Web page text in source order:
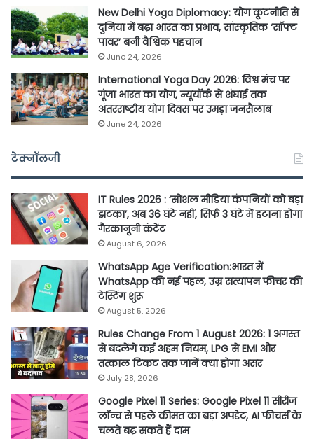
New Delhi Yoga Diplomacy: योग कूटनीति से
दुनिया में बढ़ा भारत का प्रभाव, सांस्कृतिक ‘सॉफ्ट
पावर’ बनी वैश्विक पहचान
June 24, 2026
International Yoga Day 2026: विश्व मंच पर
गूंजा भारत का योग, न्यूयॉर्क से शंघाई तक
अंतरराष्ट्रीय योग दिवस पर उमड़ा जनसैलाब
June 24, 2026
टेक्नॉलजी
IT Rules 2026 : ‘सोशल मीडिया कंपनियों को बड़ा
झटका’, अब 36 घंटे नहीं, सिर्फ 3 घंटे में हटाना होगा
गैरकानूनी कंटेंट
August 6, 2026
WhatsApp Age Verification:भारत में
WhatsApp की नई पहल, उम्र सत्यापन फीचर की
टेस्टिंग शुरू
August 5, 2026
Rules Change From 1 August 2026: 1 अगस्त
से बदलेंगे कई अहम नियम, LPG से EMI और
तत्काल टिकट तक जानें क्या होगा असर
July 28, 2026
Google Pixel 11 Series: Google Pixel 11 सीरीज
लॉन्च से पहले कीमत का बड़ा अपडेट, AI फीचर्स के
चलते बढ़ सकते हैं दाम